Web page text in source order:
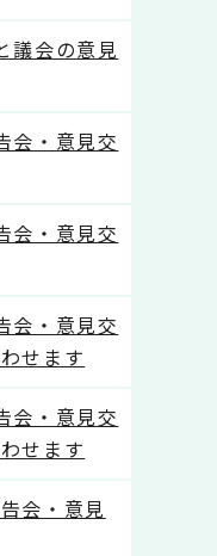
議会の意見
会・意見交
会・意見交
会・意見交
せます
会・意見交
せます
会・意見